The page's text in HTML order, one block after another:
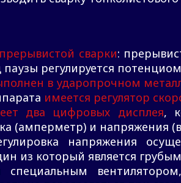
сварки:
регулируется
в ударопрочном
имеется регулятор
два цифровых дисплея,
(амперметр) и напряжения
напряжения
из который является
специальным